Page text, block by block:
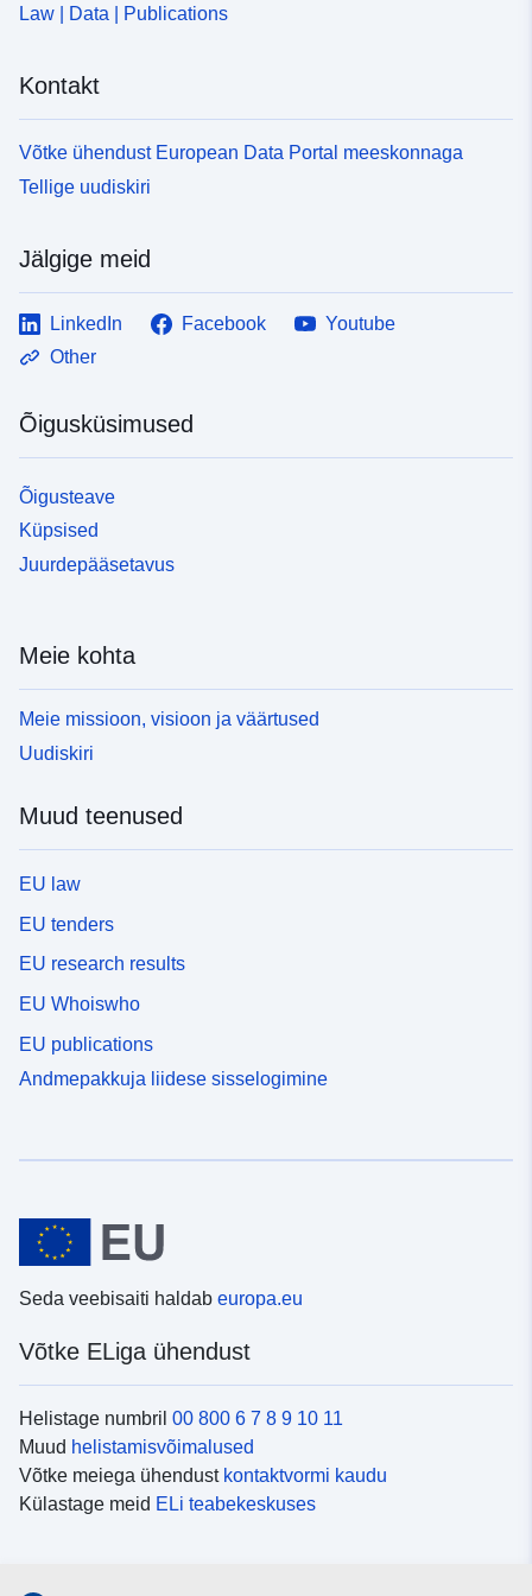
Law | Data | Publications
Kontakt
Võtke ühendust European Data Portal meeskonnaga
Tellige uudiskiri
Jälgige meid
LinkedIn Facebook
Youtube
Other
Õigusküsimused
Õigusteave
Küpsised
Juurdepääsetavus
Meie kohta
Meie missioon, visioon ja väärtused
Uudiskiri
Muud teenused
EU law
EU tenders
EU research results
EU Whoiswho
EU publications
Andmepakkuja liidese sisselogimine
Seda veebisaiti haldab europa.eu
Võtke ELiga ühendust
Helistage numbril 00 800 6 7 8 9 10 11
Muud helistamisvõimalused
Võtke meiega ühendust kontaktvormi kaudu
Külastage meid ELi teabekeskuses